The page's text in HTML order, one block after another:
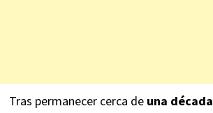
Tras permanecer cerca de una década